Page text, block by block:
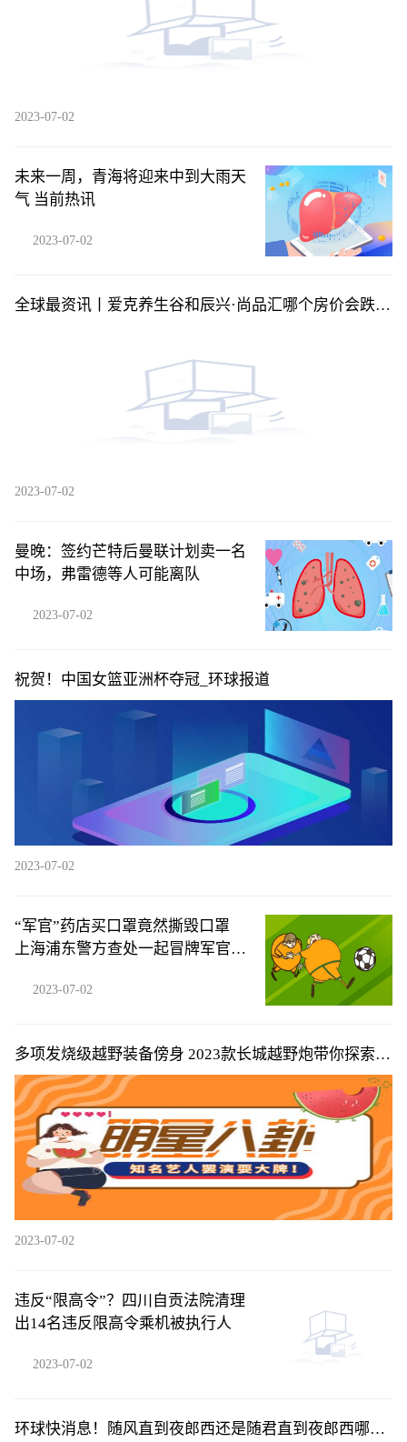
2023-07-02
未来一周，青海将迎来中到大雨天
气 当前热讯
2023-07-02
全球最资讯丨爱克养生谷和辰兴·尚品汇哪个房价会跌？
2023-07-02
曼晚：签约芒特后曼联计划卖一名
中场，弗雷德等人可能离队
2023-07-02
祝贺！中国女篮亚洲杯夺冠_环球报道
2023-07-02
“军官”药店买口罩竟然撕毁口罩
上海浦东警方查处一起冒牌军官案
2023-07-02
多项发烧级越野装备傍身 2023款长城越野炮带你探索超
燃夏日越野旅程
2023-07-02
违反“限高令”？四川自贡法院清理
出14名违反限高令乘机被执行人
2023-07-02
环球快消息！随风直到夜郎西还是随君直到夜郎西哪个